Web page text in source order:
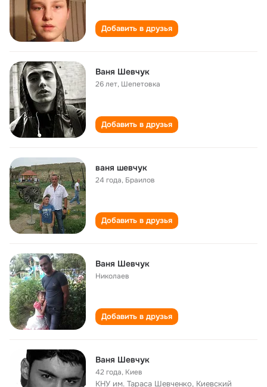
Добавить в друзья
Ваня Шевчук
26 лет, Шепетовка
Добавить в друзья
ваня шевчук
24 года, Браилов
Добавить в друзья
Ваня Шевчук
Николаев
Добавить в друзья
Ваня Шевчук
42 года, Киев
КНУ им. Тараса Шевченко, Киевский